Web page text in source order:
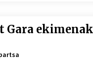
Gara ekimenak